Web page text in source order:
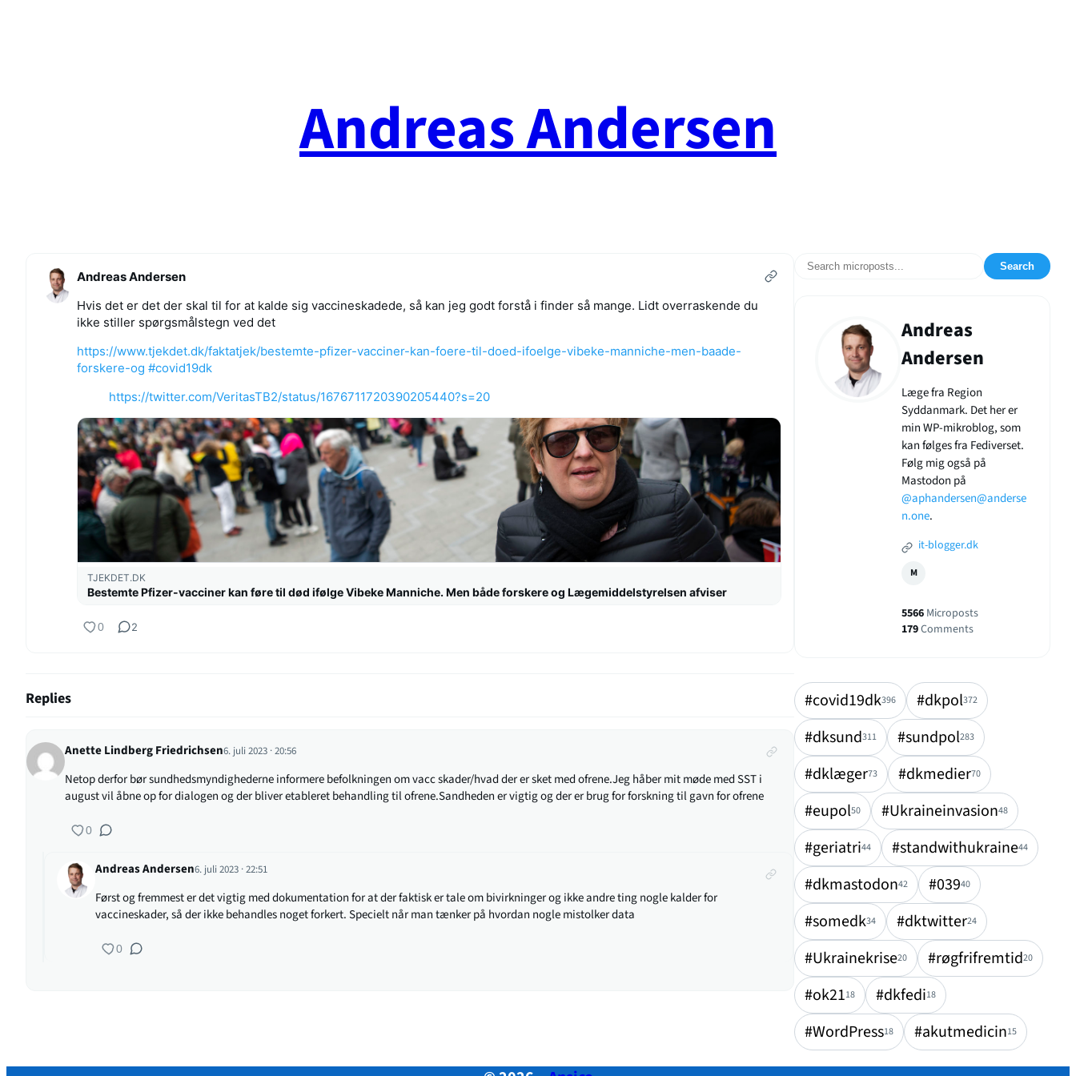
Andreas Andersen
Andreas Andersen
Hvis det er det der skal til for at kalde sig vaccineskadede, så kan jeg godt forstå i finder så mange. Lidt overraskende du
ikke stiller spørgsmålstegn ved det
https://www.tjekdet.dk/faktatjek/bestemte-pfizer-vacciner-kan-foere-til-doed-ifoelge-vibeke-manniche-men-baade-
forskere-og #covid19dk
https://twitter.com/VeritasTB2/status/1676711720390205440?s=20
TJEKDET.DK
Bestemte Pfizer-vacciner kan føre til død ifølge Vibeke Manniche. Men både forskere og Lægemiddelstyrelsen afviser
0 2
Replies
Anette Lindberg Friedrichsen6. juli 2023 · 20:56
Netop derfor bør sundhedsmyndighederne informere befolkningen om vacc skader/hvad der er sket med ofrene.Jeg håber mit møde med SST i
august vil åbne op for dialogen og der bliver etableret behandling til ofrene.Sandheden er vigtig og der er brug for forskning til gavn for ofrene
0
Andreas Andersen6. juli 2023 · 22:51
Først og fremmest er det vigtig med dokumentation for at der faktisk er tale om bivirkninger og ikke andre ting nogle kalder for
vaccineskader, så der ikke behandles noget forkert. Specielt når man tænker på hvordan nogle mistolker data
0
Search
Andreas
Andersen
Læge fra Region
Syddanmark. Det her er
min WP-mikroblog, som
kan følges fra Fediverset.
Følg mig også på
Mastodon på
@aphandersen@anderse
n.one.
it-blogger.dk
M
5566 Microposts
179Comments
#covid19dk396 #dkpol372
#dksund311 #sundpol283
#dklæger73 #dkmedier70
#eupol50 #Ukraineinvasion48
#geriatri44 #standwithukraine44
#dkmastodon42 #03940
#somedk34 #dktwitter24
#Ukrainekrise20 #røgfrifremtid20
#ok2118 #dkfedi18
#WordPress18 #akutmedicin15